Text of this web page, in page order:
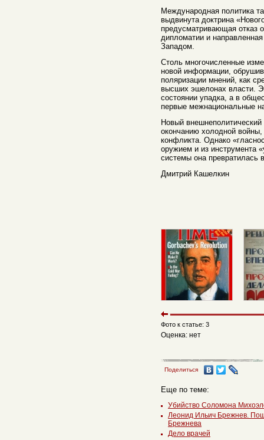
Международная политика
выдвинута доктрина
предусматривающая отказ
дипломатии и
Западом.
Столь многочисленные
новой информации,
поляризации мнений, как
высших эшелонах власти.
состоянии упадка, а в
первые межнациональные
Новый
окончанию холодной войны,
конфликта. Однако
оружием и из инструмента
системы она превратилась
Дмитрий Кашелкин
Фото к статье: 3
Оценка: нет
Поделиться
Еще по теме:
Убийство Соломона
Леонид Ильич Брежнев.
Брежнева
Дело врачей